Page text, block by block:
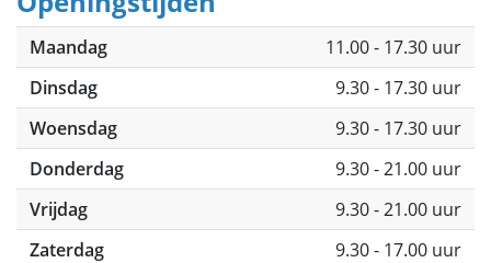
Maandag
11.00 - 17.30 uur
Dinsdag
9.30 - 17.30 uur
Woensdag
9.30 - 17.30 uur
Donderdag
9.30 - 21.00 uur
Vrijdag
9.30 - 21.00 uur
Zaterdag
9.30 - 17.00 uur